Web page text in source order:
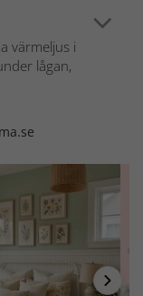
värmeljus i
lågan,